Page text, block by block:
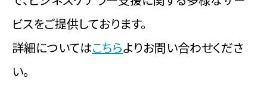
ビスをご提供しております。
詳細についてはこちらよりお問い合わせくださ
い。